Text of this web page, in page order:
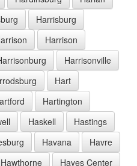
Harrisburg
Harrison
Harrisonville
Hart
Hartington
Haskell
Hastings
Havana
Havre
Hawthorne
Hayes Center